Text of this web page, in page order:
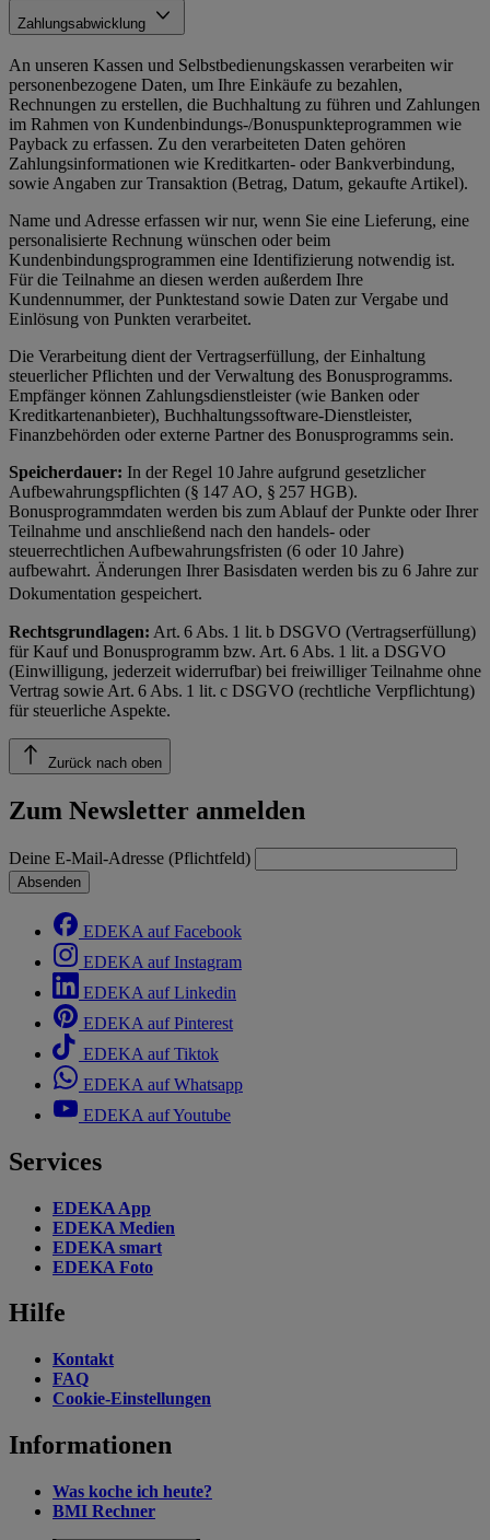
Zahlungsabwicklung
An unseren Kassen und Selbstbedienungskassen verarbeiten wir
personenbezogene Daten, um Ihre Einkäufe zu bezahlen,
Rechnungen zu erstellen, die Buchhaltung zu führen und Zahlungen
im Rahmen von Kundenbindungs-/Bonuspunkteprogrammen wie
Payback zu erfassen. Zu den verarbeiteten Daten gehören
Zahlungsinformationen wie Kreditkarten- oder Bankverbindung,
sowie Angaben zur Transaktion (Betrag, Datum, gekaufte Artikel).
Name und Adresse erfassen wir nur, wenn Sie eine Lieferung, eine
personalisierte Rechnung wünschen oder beim
Kundenbindungsprogrammen eine Identifizierung notwendig ist.
Für die Teilnahme an diesen werden außerdem Ihre
Kundennummer, der Punktestand sowie Daten zur Vergabe und
Einlösung von Punkten verarbeitet.
Die Verarbeitung dient der Vertragserfüllung, der Einhaltung
steuerlicher Pflichten und der Verwaltung des Bonusprogramms.
Empfänger können Zahlungsdienstleister (wie Banken oder
Kreditkartenanbieter), Buchhaltungssoftware-Dienstleister,
Finanzbehörden oder externe Partner des Bonusprogramms sein.
Speicherdauer: In der Regel 10 Jahre aufgrund gesetzlicher
Aufbewahrungspflichten (§ 147 AO, § 257 HGB).
Bonusprogrammdaten werden bis zum Ablauf der Punkte oder Ihrer
Teilnahme und anschließend nach den handels- oder
steuerrechtlichen Aufbewahrungsfristen (6 oder 10 Jahre)
aufbewahrt. Änderungen Ihrer Basisdaten werden bis zu 6 Jahre zur
Dokumentation gespeichert.
Rechtsgrundlagen: Art. 6 Abs. 1 lit. b DSGVO (Vertragserfüllung)
für Kauf und Bonusprogramm bzw. Art. 6 Abs. 1 lit. a DSGVO
(Einwilligung, jederzeit widerrufbar) bei freiwilliger Teilnahme ohne
Vertrag sowie Art. 6 Abs. 1 lit. c DSGVO (rechtliche Verpflichtung)
für steuerliche Aspekte.
Zurück nach oben
Zum Newsletter anmelden
Deine E-Mail-Adresse (Pflichtfeld)
Absenden
EDEKA auf Facebook
EDEKA auf Instagram
EDEKA auf Linkedin
EDEKA auf Pinterest
EDEKA auf Tiktok
EDEKA auf Whatsapp
EDEKA auf Youtube
Services
EDEKA App
EDEKA Medien
EDEKA smart
EDEKA Foto
Hilfe
Kontakt
FAQ
Cookie-Einstellungen
Informationen
Was koche ich heute?
BMI Rechner